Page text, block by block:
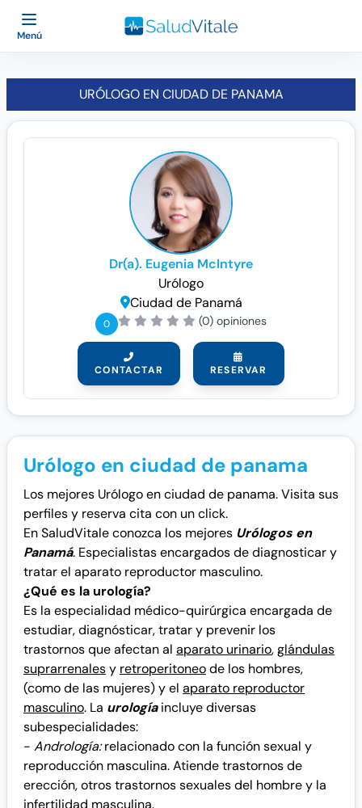
Menú
URÓLOGO EN CIUDAD DE PANAMA
Dr(a). Eugenia McIntyre
Urólogo
Ciudad de Panamá
0 (0) opiniones
CONTACTAR RESERVAR
Urólogo en ciudad de panama
Los mejores Urólogo en ciudad de panama. Visita sus
perfiles y reserva cita con un click.
En SaludVitale conozca los mejores Urólogos en
Panamá. Especialistas encargados de diagnosticar y
tratar el aparato reproductor masculino.
¿Qué es la urología?
Es la especialidad médico-quirúrgica encargada de
estudiar, diagnósticar, tratar y prevenir los
trastornos que afectan al aparato urinario,glándulas
suprarrenalesy retroperitoneode los hombres,
(como de las mujeres) y el aparato reproductor
masculino. La urologíaincluye diversas
subespecialidades:
- Andrología:relacionado con la función sexual y
reproducción masculina. Atiende trastornos de
erección, otros trastornos sexuales del hombre y la
infertilidad masculina.